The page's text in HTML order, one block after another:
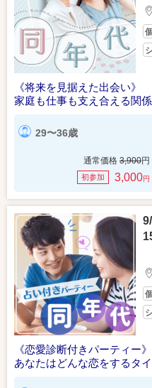
《将来を見据えた出会い》
家庭も仕事も支え合える関
29〜36歳
通常価格 3,900円
初参加 3,000円
《恋愛診断付きパーティー》
あなたはどんな恋をするタイ